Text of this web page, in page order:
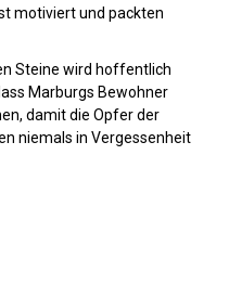
motiviert und packten
Steine wird hoffentlich
Marburgs Bewohner
damit die Opfer der
niemals in Vergessenheit